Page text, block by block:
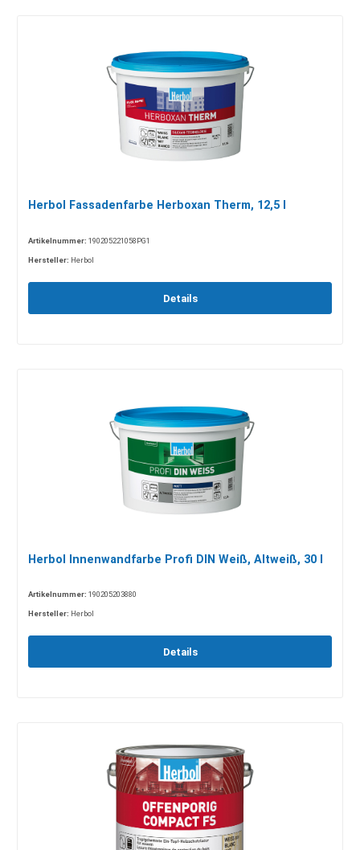
Herbol Fassadenfarbe Herboxan Therm, 12,5 l
Artikelnummer: 190205221058PG1
Hersteller: Herbol
Details
Herbol Innenwandfarbe Profi DIN Weiß, Altweiß, 30 l
Artikelnummer: 190205203880
Hersteller: Herbol
Details